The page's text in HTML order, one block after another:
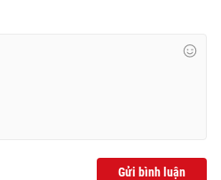
Gửi bình luận